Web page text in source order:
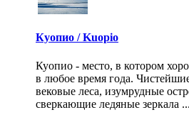
Куопио / Kuopio
Куопио - место, в котором
в любое время года.
вековые леса, изумрудные
сверкающие ледяные зеркала ...